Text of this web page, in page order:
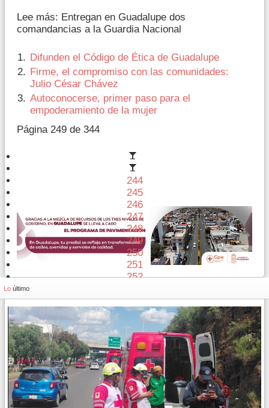
Lee más: Entregan en Guadalupe dos
comandancias a la Guardia Nacional
Difunden el Código de Ética de Guadalupe
Firme, el compromiso con las comunidades:
Julio César Chávez
Autoconocerse, primer paso para el
empoderamiento de la mujer
Página 249 de 344
244
245
246
247
248
249
250
251
252
Lo último